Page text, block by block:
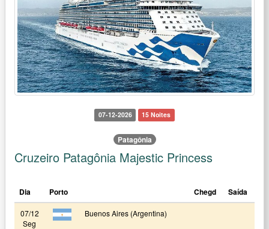
07-12-2026 15 Noites
Patagônia
Cruzeiro Patagônia Majestic Princess
Dia Porto Chegd Saída
07/12
Seg
Buenos Aires (Argentina)